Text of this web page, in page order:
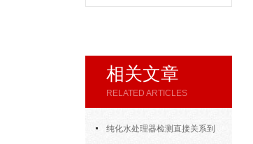
相关文章
RELATED ARTICLES
纯化水处理器检测直接关系到